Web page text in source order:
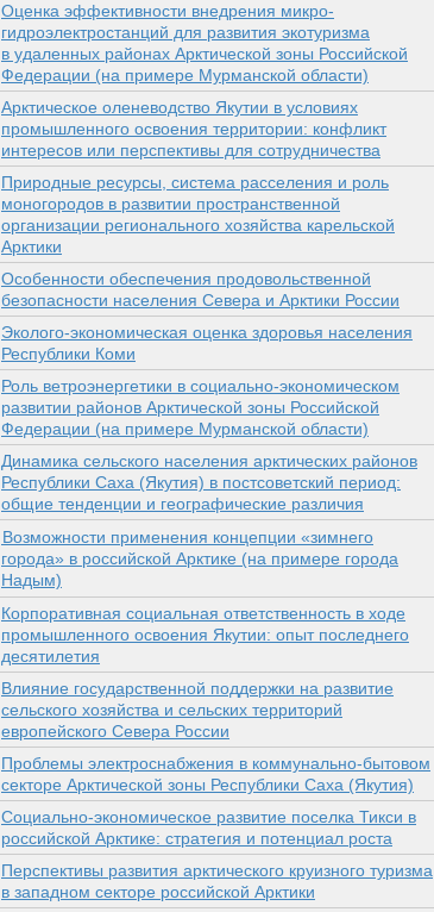
Оценка эффективности внедрения микро-
гидроэлектростанций для развития экотуризма
в удаленных районах Арктической зоны Российской
Федерации (на примере Мурманской области)
Арктическое оленеводство Якутии в условиях
промышленного освоения территории: конфликт
интересов или перспективы для сотрудничества
Природные ресурсы, система расселения и роль
моногородов в развитии пространственной
организации регионального хозяйства карельской
Арктики
Особенности обеспечения продовольственной
безопасности населения Севера и Арктики России
Эколого-экономическая оценка здоровья населения
Республики Коми
Роль ветроэнергетики в социально-экономическом
развитии районов Арктической зоны Российской
Федерации (на примере Мурманской области)
Динамика сельского населения арктических районов
Республики Саха (Якутия) в постсоветский период:
общие тенденции и географические различия
Возможности применения концепции «зимнего
города» в российской Арктике (на примере города
Надым)
Корпоративная социальная ответственность в ходе
промышленного освоения Якутии: опыт последнего
десятилетия
Влияние государственной поддержки на развитие
сельского хозяйства и сельских территорий
европейского Севера России
Проблемы электроснабжения в коммунально-бытовом
секторе Арктической зоны Республики Саха (Якутия)
Социально-экономическое развитие поселка Тикси в
российской Арктике: стратегия и потенциал роста
Перспективы развития арктического круизного туризма
в западном секторе российской Арктики